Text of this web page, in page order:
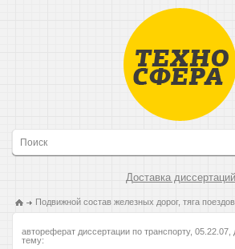
Доставка диссертаций
Подвижной состав железных дорог, тяга
автореферат диссертации по транспорту, 05.22.07,
тему: